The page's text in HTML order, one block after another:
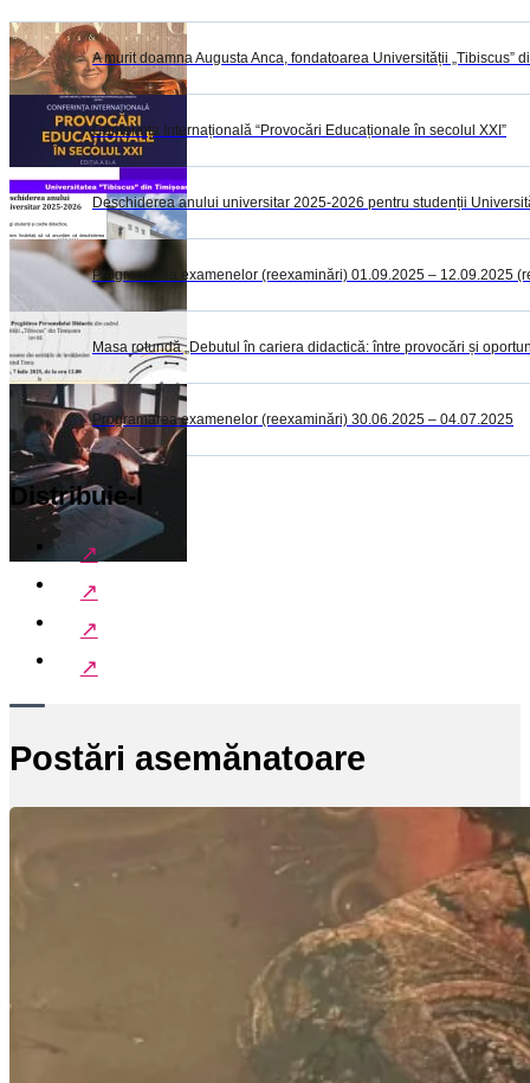
A murit doamna Augusta Anca, fondatoarea Universității „Tibiscus”
Conferința Internațională “Provocări Educaționale în secolul XXI”
Deschiderea anului universitar 2025-2026 pentru studenții
Programarea examenelor (reexaminări) 01.09.2025 – 12.09.2025
Masa rotundă „Debutul în cariera didactică: între provocări și
Programarea examenelor (reexaminări) 30.06.2025 – 04.07.2025
Distribuie-l
Postări asemănatoare